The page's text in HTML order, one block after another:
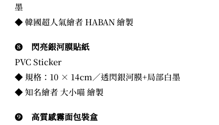
墨
◆ 韓國超人氣繪者 HABAN 繪製
❽ 閃亮銀河膜貼紙
PVC Sticker
◆ 規格：10 × 14cm／透閃銀河膜+局部白墨
◆ 知名繪者 大小喵 繪製
❾ 高質感霧面包裝盒